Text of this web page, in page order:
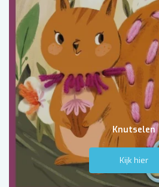
Knutselen
Kijk hier